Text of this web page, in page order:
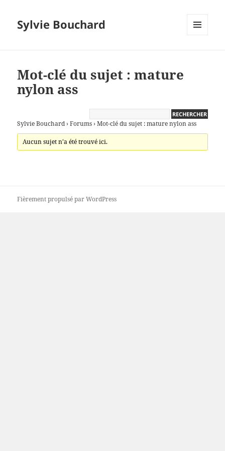
Sylvie Bouchard
Mot-clé du sujet : mature
nylon ass
Sylvie Bouchard › Forums › Mot-clé du sujet : mature nylon ass
Aucun sujet n’a été trouvé ici.
Fièrement propulsé par WordPress